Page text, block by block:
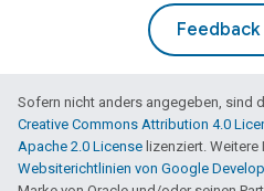
Sofern nicht anders angegeben, sind
Creative Commons Attribution 4.0
Apache 2.0 License lizenziert.
Websiterichtlinien von Google